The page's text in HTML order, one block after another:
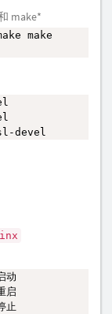
make*
make        安
安
devel